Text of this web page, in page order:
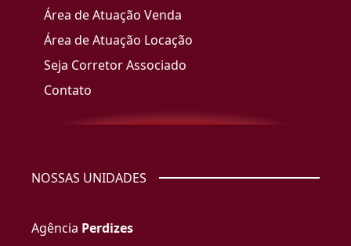
Área de Atuação Venda
Área de Atuação Locação
Seja Corretor Associado
Contato
NOSSAS UNIDADES
Agência Perdizes